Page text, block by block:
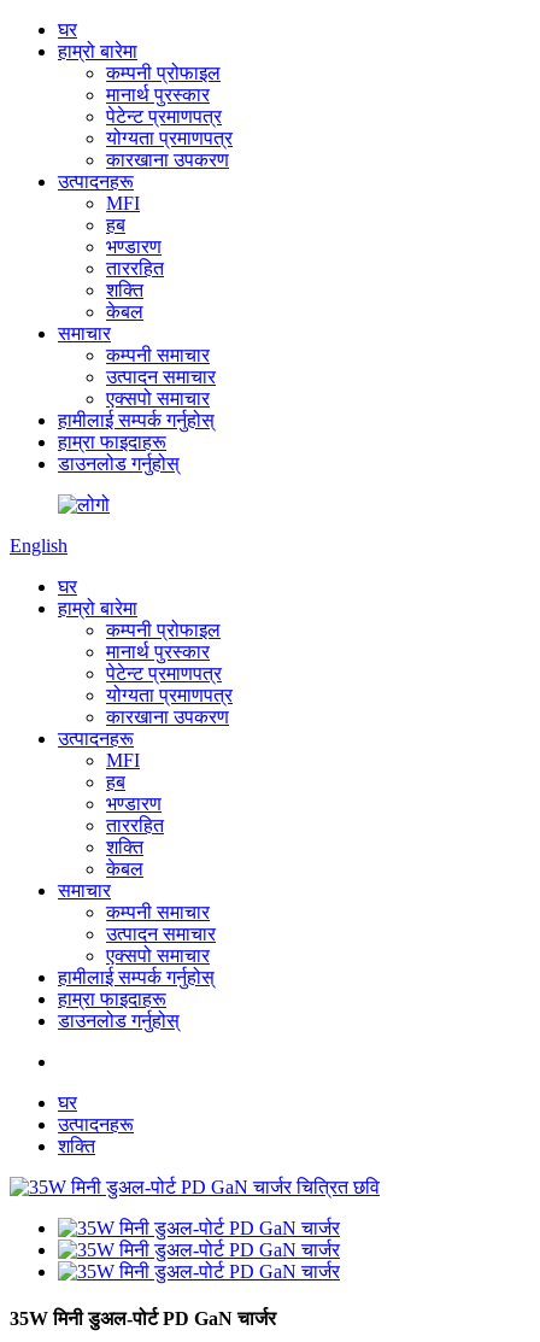
घर
हाम्रो बारेमा
कम्पनी प्रोफाइल
मानार्थ पुरस्कार
पेटेन्ट प्रमाणपत्र
योग्यता प्रमाणपत्र
कारखाना उपकरण
उत्पादनहरू
MFI
हब
भण्डारण
ताररहित
शक्ति
केबल
समाचार
कम्पनी समाचार
उत्पादन समाचार
एक्सपो समाचार
हामीलाई सम्पर्क गर्नुहोस्
हाम्रा फाइदाहरू
डाउनलोड गर्नुहोस्
English
घर
हाम्रो बारेमा
कम्पनी प्रोफाइल
मानार्थ पुरस्कार
पेटेन्ट प्रमाणपत्र
योग्यता प्रमाणपत्र
कारखाना उपकरण
उत्पादनहरू
MFI
हब
भण्डारण
ताररहित
शक्ति
केबल
समाचार
कम्पनी समाचार
उत्पादन समाचार
एक्सपो समाचार
हामीलाई सम्पर्क गर्नुहोस्
हाम्रा फाइदाहरू
डाउनलोड गर्नुहोस्
घर
उत्पादनहरू
शक्ति
35W मिनी डुअल-पोर्ट PD GaN चार्जर